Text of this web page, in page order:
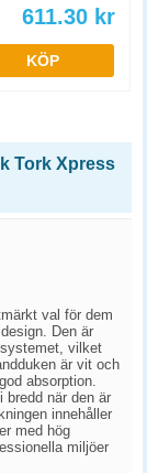
611.30 kr
KÖP
Tork Xpress
val för dem
Den är
vilket
är vit och
absorption.
bredd när den är
innehåller
med hög
miljöer